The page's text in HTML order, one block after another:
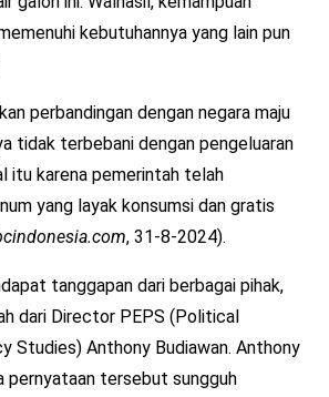
kebutuhannya yang lain pun
perbandingan dengan negara maju
tidak terbebani dengan pengeluaran
itu karena pemerintah telah
yang layak konsumsi dan gratis
, 31-8-2024).
tanggapan dari berbagai pihak,
dari Director PEPS (Political
Studies) Anthony Budiawan. Anthony
pernyataan tersebut sungguh